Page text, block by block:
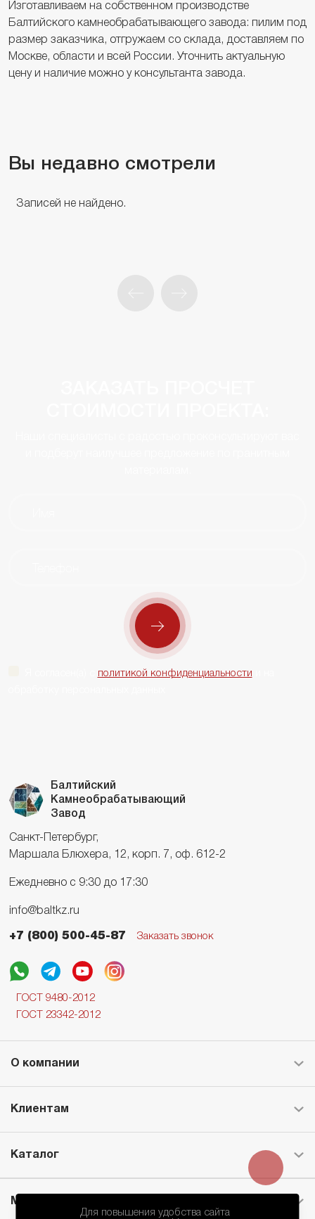
Изготавливаем на собственном производстве
Балтийского камнеобрабатывающего завода: пилим под
размер заказчика, отгружаем со склада, доставляем по
Москве, области и всей России. Уточнить актуальную
цену и наличие можно у консультанта завода.
Вы недавно смотрели
Записей не найдено.
политикой конфиденциальности
Балтийский
Камнеобрабатывающий
Завод
Санкт-Петербург,
Маршала Блюхера, 12, корп. 7, оф. 612-2
Ежедневно с 9:30 до 17:30
info@baltkz.ru
+7 (800) 500-45-87 Заказать звонок
ГОСТ 9480-2012
ГОСТ 23342-2012
О компании
Клиентам
Каталог
Месторождение
Для повышения удобства сайта